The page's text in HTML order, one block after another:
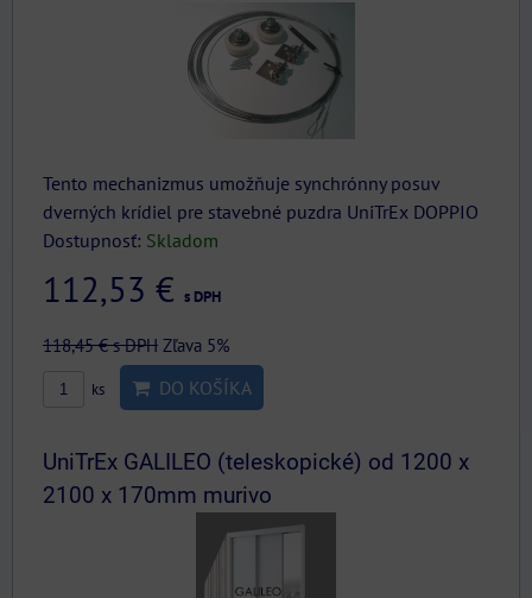
Tento mechanizmus umožňuje synchrónny posuv
dverných krídiel pre stavebné puzdra UniTrEx DOPPIO
Dostupnosť: Skladom
112,53 € s DPH
118,45 €s DPH Zľava 5%
ks DO KOŠÍKA
UniTrEx GALILEO (teleskopické) od 1200 x
2100 x 170mm murivo